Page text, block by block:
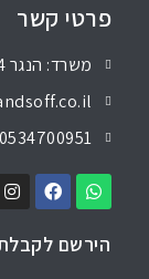
פרטי קשר
משרד: הנגר 24, הוד השרון
0534700951
הירשם